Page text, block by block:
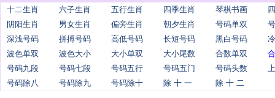
十二生肖
六子生肖 五行生肖 四季生肖 琴棋书画
阴阳生肖
男女生肖 偏旁生肖 朝夕生肖 号码单双
深浅号码
拼搏号码 高低号码 长短号码 黑白号码
波色单双
波色大小 大小单双 大小尾数 合数单双
号码九段
号码七段 号码五行 号码五门 号码头数
号码除八
号码除九 号码除十 除 十 一 除 十 二